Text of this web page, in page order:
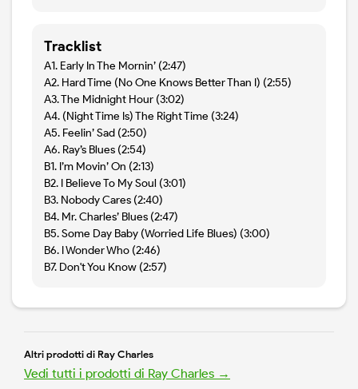
Tracklist
A1. Early In The Mornin’ (2:47)
A2. Hard Time (No One Knows Better Than I) (2:55)
A3. The Midnight Hour (3:02)
A4. (Night Time Is) The Right Time (3:24)
A5. Feelin’ Sad (2:50)
A6. Ray’s Blues (2:54)
B1. I’m Movin’ On (2:13)
B2. I Believe To My Soul (3:01)
B3. Nobody Cares (2:40)
B4. Mr. Charles’ Blues (2:47)
B5. Some Day Baby (Worried Life Blues) (3:00)
B6. I Wonder Who (2:46)
B7. Don't You Know (2:57)
Altri prodotti di Ray Charles
Vedi tutti i prodotti di Ray Charles →